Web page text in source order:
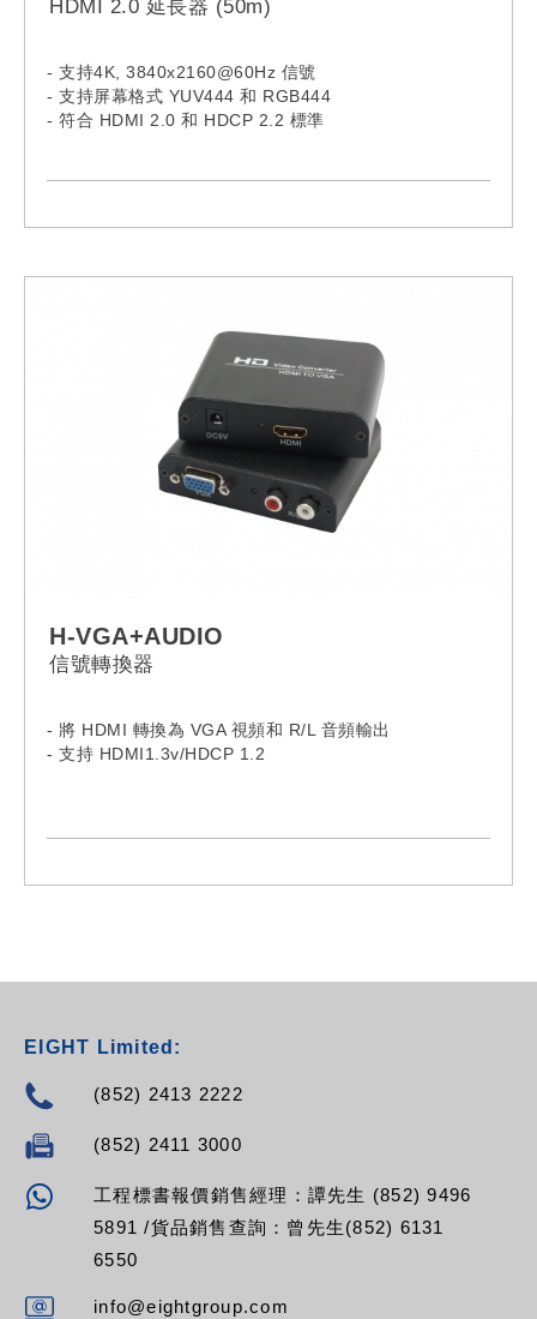
HDMI 2.0 延長器 (50m)
- 支持4K, 3840x2160@60Hz 信號
- 支持屏幕格式 YUV444 和 RGB444
- 符合 HDMI 2.0 和 HDCP 2.2 標準
H-VGA+AUDIO
信號轉換器
- 將 HDMI 轉換為 VGA 視頻和 R/L 音頻輸出
- 支持 HDMI1.3v/HDCP 1.2
EIGHT Limited:
(852) 2413 2222
(852) 2411 3000
工程標書報價銷售經理：譚先生 (852) 9496
5891 /貨品銷售查詢：曾先生(852) 6131
6550
info@eightgroup.com